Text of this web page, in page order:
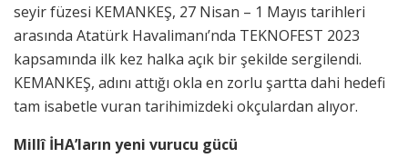
seyir füzesi KEMANKEŞ, 27 Nisan – 1 Mayıs tarihleri
arasında Atatürk Havalimanı’nda TEKNOFEST 2023
kapsamında ilk kez halka açık bir şekilde sergilendi.
KEMANKEŞ, adını attığı okla en zorlu şartta dahi hedefi
tam isabetle vuran tarihimizdeki okçulardan alıyor.
Millî İHA’ların yeni vurucu gücü